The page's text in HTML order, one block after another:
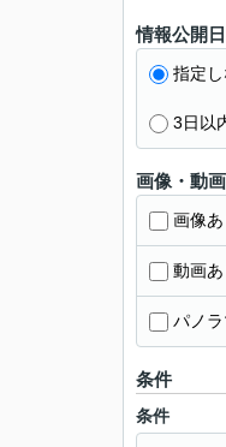
情報公開日
指定
3日以
画像・動
画像あ
動画あ
パノラ
条件
条件